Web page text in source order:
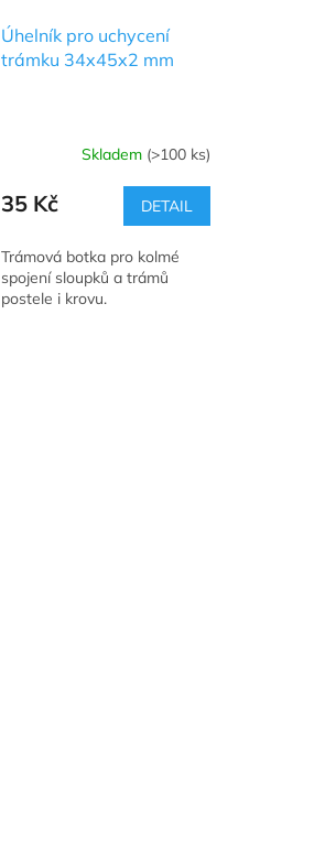
Úhelník pro uchycení
trámku 34x45x2 mm
Skladem (>100 ks)
35 Kč DETAIL
Trámová botka pro kolmé
spojení sloupků a trámů
postele i krovu.